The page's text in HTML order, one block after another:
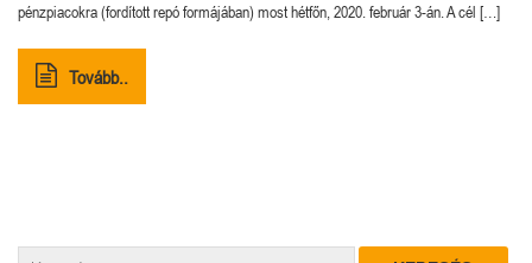
pénzpiacokra (fordított repó formájában) most hétfőn, 2020. február 3-án. A cél […]
Tovább..